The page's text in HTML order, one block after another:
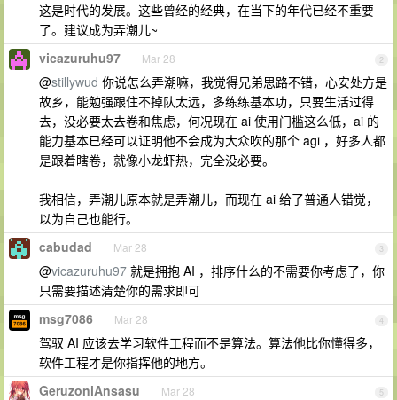
这是时代的发展。这些曾经的经典，在当下的年代已经不重要
了。建议成为弄潮儿~
2
vicazuruhu97 Mar 28
@stillywud 你说怎么弄潮嘛，我觉得兄弟思路不错，心安处方是
故乡，能勉强跟住不掉队太远，多练练基本功，只要生活过得
去，没必要太去卷和焦虑，何况现在 ai 使用门槛这么低，ai 的
能力基本已经可以证明他不会成为大众吹的那个 agi ，好多人都
是跟着瞎卷，就像小龙虾热，完全没必要。
我相信，弄潮儿原本就是弄潮儿，而现在 ai 给了普通人错觉，
以为自己也能行。
3
cabudad Mar 28
@vicazuruhu97 就是拥抱 AI ，排序什么的不需要你考虑了，你
只需要描述清楚你的需求即可
4
msg7086 Mar 28
驾驭 AI 应该去学习软件工程而不是算法。算法他比你懂得多，
软件工程才是你指挥他的地方。
5
GeruzoniAnsasu Mar 28